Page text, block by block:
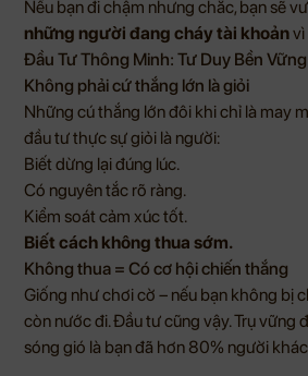
Nếu bạn đi chậm nhưng chắc, bạn sẽ
những người đang cháy tài khoảnvì
Đầu Tư Thông Minh: Tư Duy Bền
Không phải cứ thắng lớn là giỏi
Những cú thắng lớn đôi khi chỉ là may
đầu tư thực sự giỏi là người:
Biết dừng lại đúng lúc.
Có nguyên tắc rõ ràng.
Kiểm soát cảm xúc tốt.
Biết cách không thua sớm.
Không thua = Có cơ hội chiến thắng
Giống như chơi cờ – nếu bạn không bị
còn nước đi. Đầu tư cũng vậy. Trụ vững
sóng gió là bạn đã hơn 80% người